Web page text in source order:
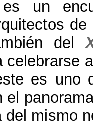
un
de
del
celebrarse
es uno
el
mismo